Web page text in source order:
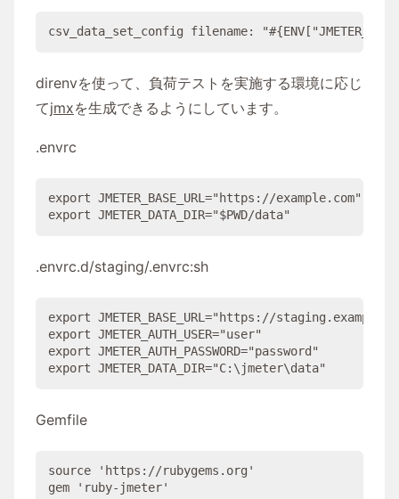
csv_data_set_config filename: "#{ENV[ "
direnvを使って、負荷テストを実施する環境に応じ
てjmxを生成できるようにしています。
.envrc
export JMETER_BASE_URL=" https://example.com"
export JMETER_DATA_DIR="$PWD/data"
.envrc.d/staging/.envrc:sh
export JMETER_BASE_URL=" https://
export JMETER_AUTH_USER="user"
export JMETER_AUTH_PASSWORD="password "
export JMETER_DATA_DIR="C: \jmeter\data"
Gemfile
source ' https://rubygems.org '
gem
' ruby-jmeter'